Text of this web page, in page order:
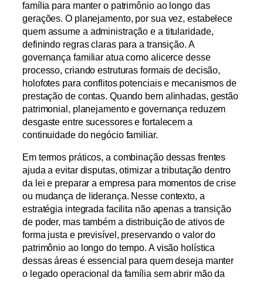
família para manter o patrimônio ao longo das
gerações. O planejamento, por sua vez, estabelece
quem assume a administração e a titularidade,
definindo regras claras para a transição. A
governança familiar atua como alicerce desse
processo, criando estruturas formais de decisão,
holofotes para conflitos potenciais e mecanismos de
prestação de contas. Quando bem alinhadas, gestão
patrimonial, planejamento e governança reduzem
desgaste entre sucessores e fortalecem a
continuidade do negócio familiar.
Em termos práticos, a combinação dessas frentes
ajuda a evitar disputas, otimizar a tributação dentro
da lei e preparar a empresa para momentos de crise
ou mudança de liderança. Nesse contexto, a
estratégia integrada facilita não apenas a transição
de poder, mas também a distribuição de ativos de
forma justa e previsível, preservando o valor do
patrimônio ao longo do tempo. A visão holística
dessas áreas é essencial para quem deseja manter
o legado operacional da família sem abrir mão da